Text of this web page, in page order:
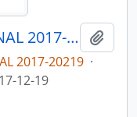
ACTAS ASAMBLEA NACIONAL 2017-2019
2017-20219 ·
12-19